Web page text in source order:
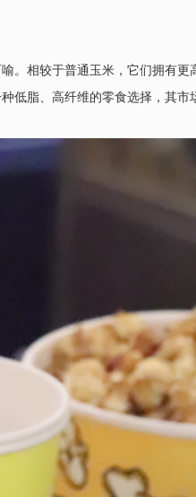
。相较于普通玉米，它们拥有
低脂、高纤维的零食选择，其市